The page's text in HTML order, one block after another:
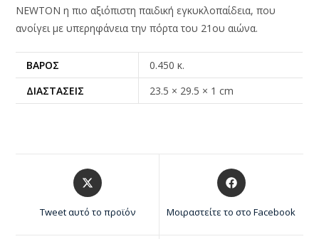
ΝEWTON η πιο αξιόπιστη παιδική εγκυκλοπαίδεια, που
ανοίγει με υπερηφάνεια την πόρτα του 21ου αιώνα.
ΒΆΡΟΣ
0.450 κ.
ΔΙΑΣΤΆΣΕΙΣ
23.5 × 29.5 × 1 cm
Tweet αυτό το προϊόν Μοιραστείτε το στο Facebook